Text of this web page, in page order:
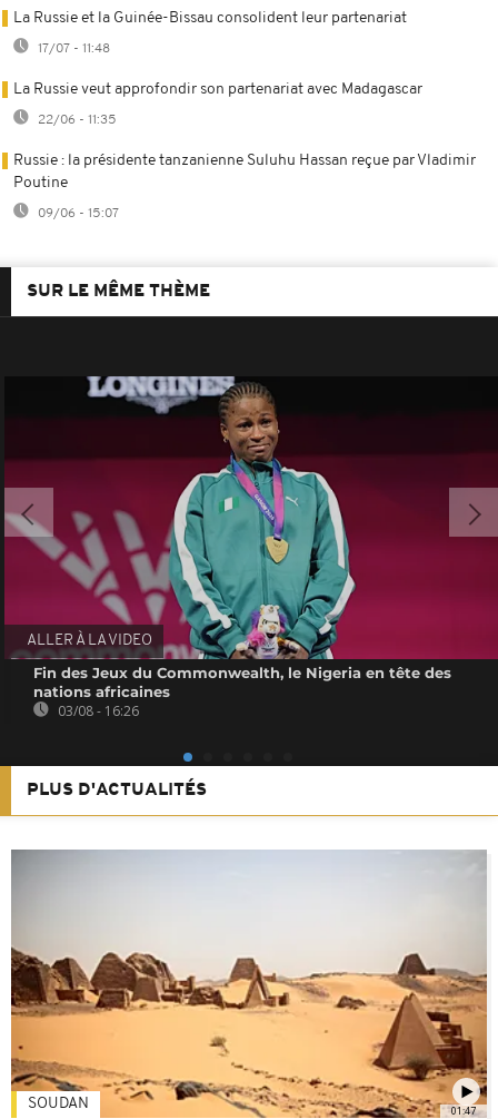
La Russie et la Guinée-Bissau consolident leur partenariat
17/07 - 11:48
La Russie veut approfondir son partenariat avec Madagascar
22/06 - 11:35
Russie : la présidente tanzanienne Suluhu Hassan reçue par Vladimir
Poutine
09/06 - 15:07
SUR LE MÊME THÈME
ALLER À LA VIDEO
Fin des Jeux du Commonwealth, le Nigeria en tête des
nations africaines
03/08 - 16:26
PLUS D'ACTUALITÉS
01:47
SOUDAN